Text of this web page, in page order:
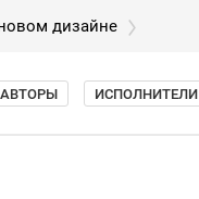
дизайне
АВТОРЫ ИСПОЛНИТЕЛИ